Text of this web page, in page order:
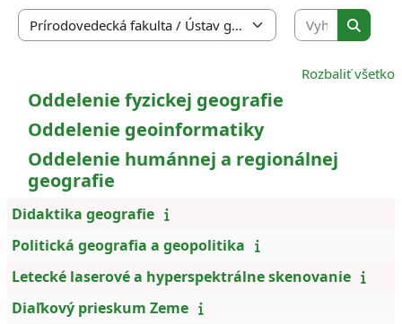
Kategórie kurzov
Vyhľadať
Rozbaliť všetko
Oddelenie fyzickej geografie
Oddelenie geoinformatiky
Oddelenie humánnej a regionálnej
geografie
Didaktika geografie
Politická geografia a geopolitika
Letecké laserové a hyperspektrálne skenovanie
Diaľkový prieskum Zeme